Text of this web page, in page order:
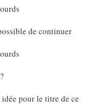
de continuer
pour le titre de ce